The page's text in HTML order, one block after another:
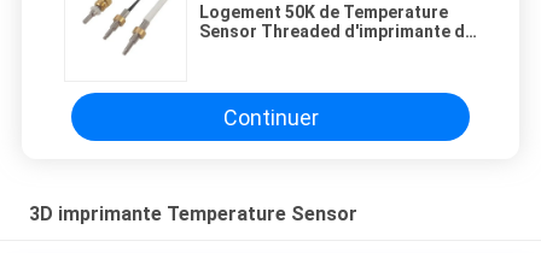
Logement 50K de Temperature
Sensor Threaded d'imprimante de
Continuer
3D imprimante Temperature Sensor